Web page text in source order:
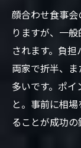
顔合わせ食事
りますが、一
されます。負担
両家で折半、
多いです。ポ
と。事前に相
ることが成功の